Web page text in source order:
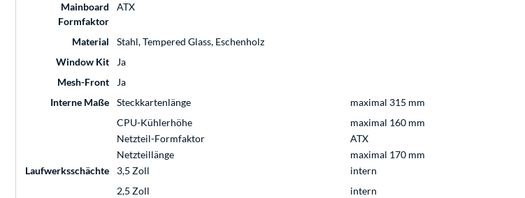
Mainboard
Formfaktor
ATX
Material
Stahl, Tempered Glass, Eschenholz
Window Kit
Ja
Mesh-Front
Ja
Interne Maße
Steckkartenlänge
maximal 315 mm
CPU-Kühlerhöhe
maximal 160 mm
Netzteil-Formfaktor
ATX
Netzteillänge
maximal 170 mm
Laufwerksschächte
3,5 Zoll intern
2,5 Zoll
intern